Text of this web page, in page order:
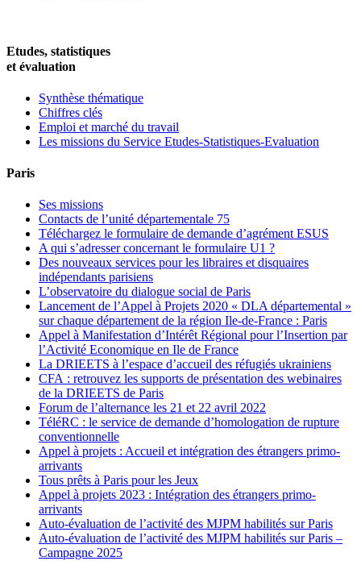
Etudes, statistiques
et évaluation
Synthèse thématique
Chiffres clés
Emploi et marché du travail
Les missions du Service Etudes-Statistiques-Evaluation
Paris
Ses missions
Contacts de l’unité départementale 75
Téléchargez le formulaire de demande d’agrément ESUS
A qui s’adresser concernant le formulaire U1 ?
Des nouveaux services pour les libraires et disquaires
indépendants parisiens
L’observatoire du dialogue social de Paris
Lancement de l’Appel à Projets 2020 « DLA départemental »
sur chaque département de la région Ile-de-France : Paris
Appel à Manifestation d’Intérêt Régional pour l’Insertion par
l’Activité Economique en Ile de France
La DRIEETS à l’espace d’accueil des réfugiés ukrainiens
CFA : retrouvez les supports de présentation des webinaires
de la DRIEETS de Paris
Forum de l’alternance les 21 et 22 avril 2022
TéléRC : le service de demande d’homologation de rupture
conventionnelle
Appel à projets : Accueil et intégration des étrangers primo-
arrivants
Tous prêts à Paris pour les Jeux
Appel à projets 2023 : Intégration des étrangers primo-
arrivants
Auto-évaluation de l’activité des MJPM habilités sur Paris
Auto-évaluation de l’activité des MJPM habilités sur Paris –
Campagne 2025